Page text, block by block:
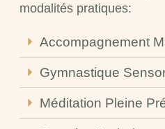
modalités pratiques:
Accompagnement
Gymnastique
Méditation Pleine